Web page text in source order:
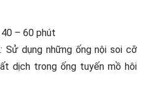
40 – 60 phút
Sử dụng những ống nội soi cỡ
dịch trong ống tuyến mồ hôi